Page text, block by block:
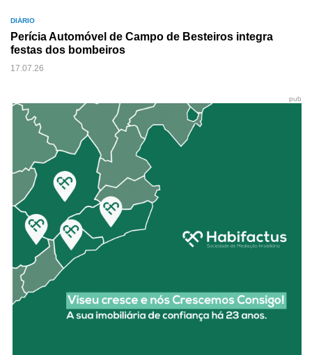
DIÁRIO
Perícia Automóvel de Campo de Besteiros integra
festas dos bombeiros
17.07.26
pub